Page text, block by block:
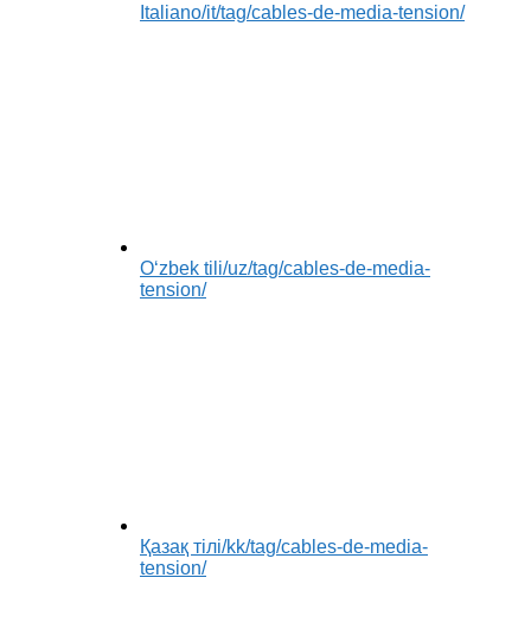
Italiano/it/tag/cables-de-media-tension/
Oʻzbek tili/uz/tag/cables-de-media-
tension/
Қазақ тілі/kk/tag/cables-de-media-
tension/